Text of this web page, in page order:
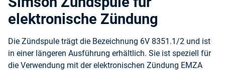
elektronische Zündung
Die Zündspule trägt die Bezeichnung 6V 8351.1/2 und ist
in einer längeren Ausführung erhältlich. Sie ist speziell für
die Verwendung mit der elektronischen Zündung EMZA